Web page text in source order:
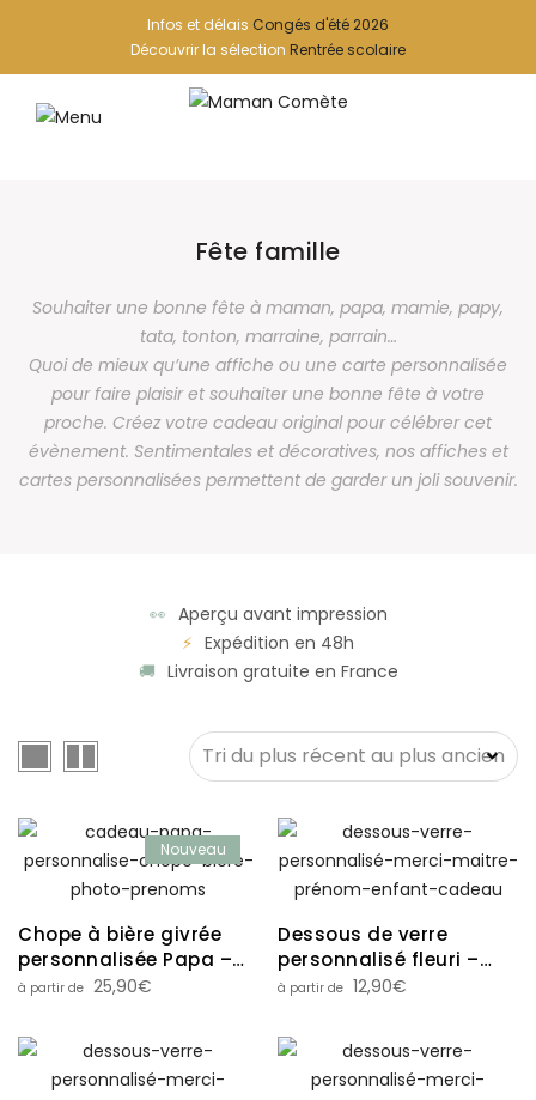
Infos et délais Congés d'été 2026
Découvrir la sélection Rentrée scolaire
Fête famille
Souhaiter une bonne fête à maman, papa, mamie, papy,
tata, tonton, marraine, parrain…
Quoi de mieux qu’une affiche ou une carte personnalisée
pour faire plaisir et souhaiter une bonne fête à votre
proche. Créez votre cadeau original pour célébrer cet
évènement. Sentimentales et décoratives, nos affiches et
cartes personnalisées permettent de garder un joli souvenir.
👀 Aperçu avant impression
⚡ Expédition en 48h
🚚 Livraison gratuite en France
Nouveau
Chope à bière givrée
personnalisée Papa –
Humour- Jauges au
25,90€
Dessous de verre
personnalisé fleuri –
Cadeau papa, papi,
12,90€